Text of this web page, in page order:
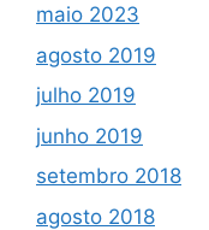
maio 2023
agosto 2019
julho 2019
junho 2019
setembro 2018
agosto 2018